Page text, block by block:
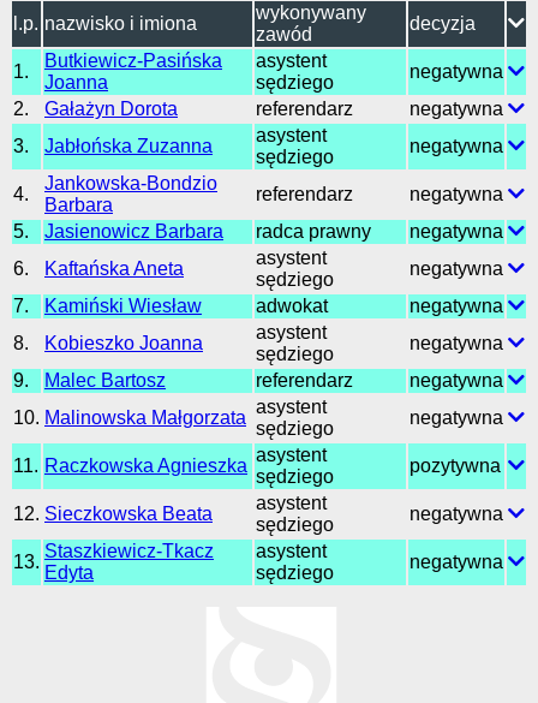
l.p. nazwisko i imiona
wykonywany
zawód
decyzja
1.
Butkiewicz-Pasińska
Joanna
asystent
sędziego
negatywna
2.
Gałażyn Dorota referendarz
negatywna
3.
Jabłońska Zuzanna
asystent
sędziego
negatywna
4.
Jankowska-Bondzio
Barbara
referendarz
negatywna
5.
Jasienowicz Barbara radca prawny
negatywna
6.
Kaftańska Aneta
asystent
sędziego
negatywna
7.
Kamiński Wiesław adwokat
negatywna
8.
Kobieszko Joanna
asystent
sędziego
negatywna
9.
Malec Bartosz referendarz
negatywna
10. Malinowska Małgorzata
asystent
sędziego
negatywna
11. Raczkowska Agnieszka
asystent
sędziego
pozytywna
12. Sieczkowska Beata
asystent
sędziego
negatywna
13.
Staszkiewicz-Tkacz
Edyta
asystent
sędziego
negatywna